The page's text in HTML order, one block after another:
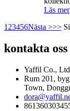
Läs mer
1 23456Nästa >>>
kontakta oss
Yaffil Co.,
Rum 201,
Town,